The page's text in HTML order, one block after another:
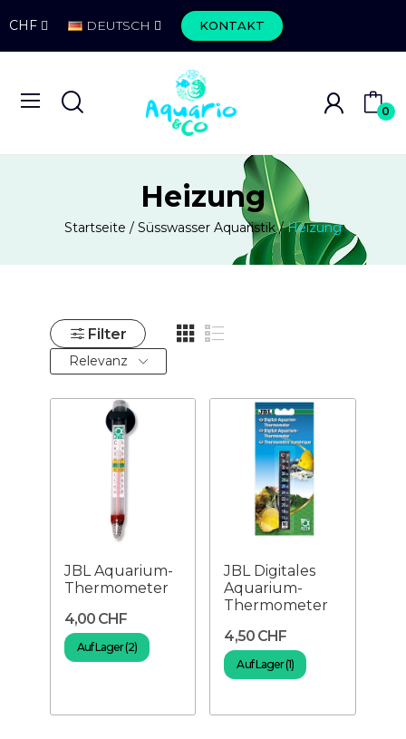
CHF DEUTSCH KONTAKT
0
Heizung
Startseite Süsswasser Aquaristik Heizung
Filter
Relevanz
JBL Aquarium-
Thermometer
4,00 CHF
Auf Lager (2)
JBL Digitales
Aquarium-
Thermometer
4,50 CHF
Auf Lager (1)